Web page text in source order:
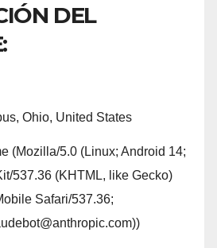
DEL
Ohio, United States
(Mozilla/5.0 (Linux; Android 14;
537.36 (KHTML, like Gecko)
Safari/537.36;